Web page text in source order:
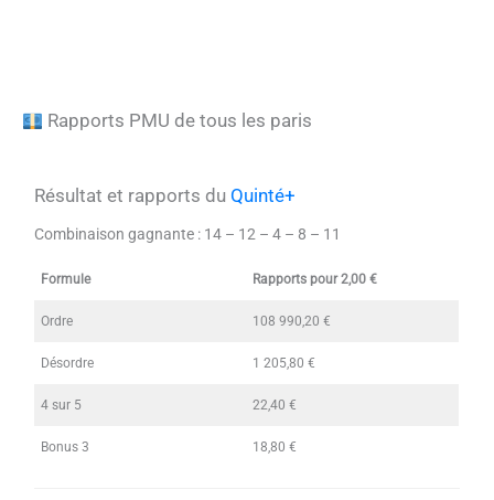
Rapports PMU de tous les paris
Résultat et rapports du Quinté+
Combinaison gagnante : 14 – 12 – 4 – 8 – 11
Formule Rapports pour 2,00 €
Ordre 108 990,20 €
Désordre 1 205,80 €
4 sur 5 22,40 €
Bonus 3 18,80 €